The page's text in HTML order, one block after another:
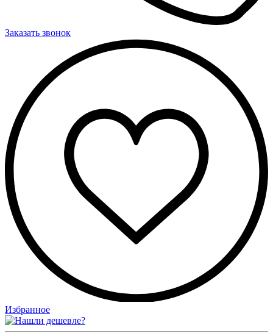
Заказать звонок
Избранное